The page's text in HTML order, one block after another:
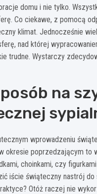
domu i nie tylko.
Co ciekawe, z pomocą
klimat. Jednocześnie
nad której
trudne. Wystarczy
na
wprowadzeniu
okresie poprzedzającym
choinkami, czy
iście świąteczny nastrój
Otóż raczej nie